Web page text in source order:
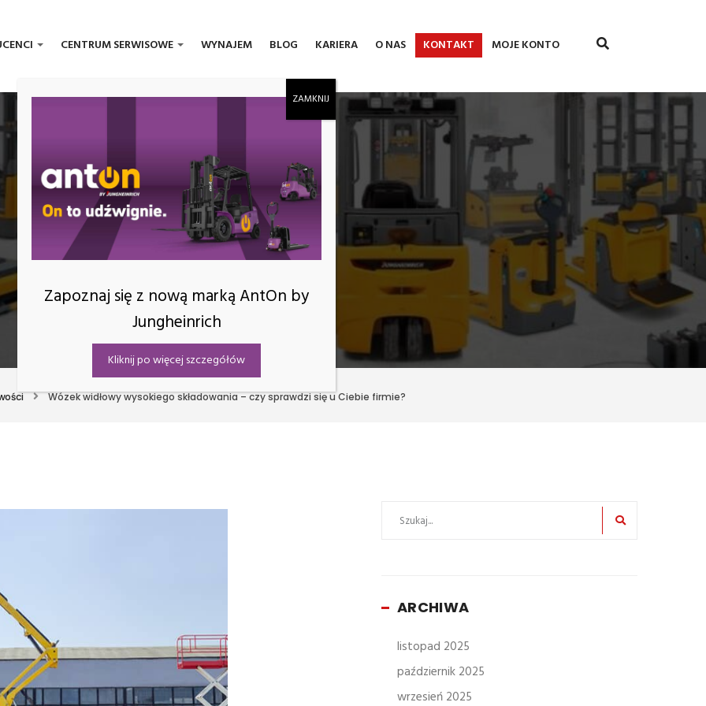
CENTRUM SERWISOWE WYNAJEM BLOG KARIERA O NAS KONTAKT MOJE KONTO
BLOG
Wózek widłowy wysokiego składowania – czy sprawdzi się u Ciebie firmie?
ARCHIWA
listopad 2025
październik 2025
wrzesień 2025
Zapoznaj się z nową marką AntOn by
Jungheinrich
Kliknij po więcej szczegółów